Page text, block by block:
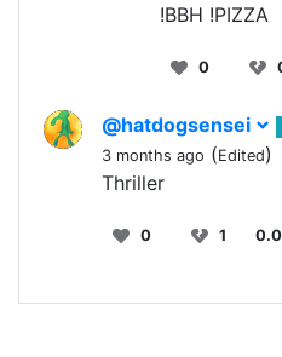
!BBH !PIZZA
0
@hatdogsensei
3 months ago (Edited)
Thriller
0 1